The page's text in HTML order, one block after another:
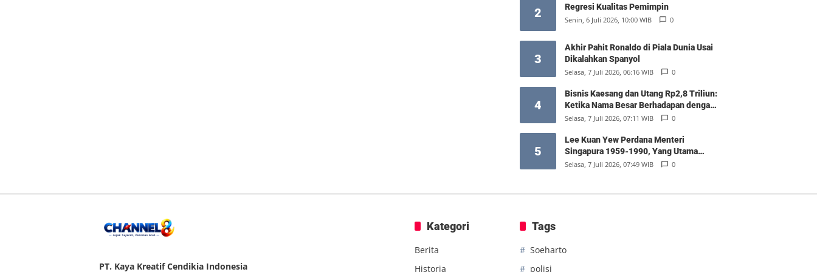
2 Regresi Kualitas Pemimpin
Senin, 6 Juli 2026, 10:00 WIB 0
3
Akhir Pahit Ronaldo di Piala Dunia Usai
Dikalahkan Spanyol
Selasa, 7 Juli 2026, 06:16 WIB 0
4
Bisnis Kaesang dan Utang Rp2,8 Triliun:
Ketika Nama Besar Berhadapan dengan
Hukum Pasar
Selasa, 7 Juli 2026, 07:11 WIB 0
5
Lee Kuan Yew Perdana Menteri
Singapura 1959-1990, Yang Utama
Diantara Yang Sederajat
Selasa, 7 Juli 2026, 07:49 WIB 0
PT. Kaya Kreatif Cendikia Indonesia
Kategori
Berita
Historia
Tags
Soeharto
polisi